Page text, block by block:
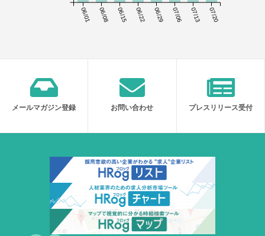
06/01 06/08 06/15 06/22 06/29 07/06 07/13 07/20
メールマガジン登録 お問い合わせ プレスリリース受付